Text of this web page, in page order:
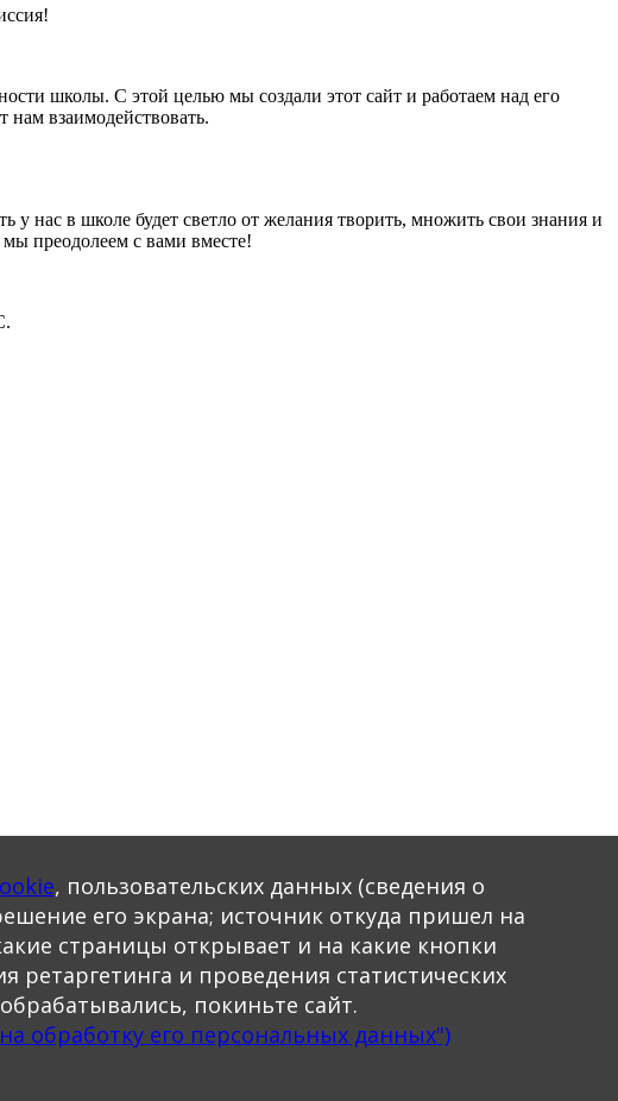
школы. С этой целью мы создали этот сайт и работаем над его
взаимодействовать.
нас в школе будет светло от желания творить, множить свои знания и
преодолеем с вами вместе!
, пользовательских данных (сведения о
его экрана; источник откуда пришел на
страницы открывает и на какие кнопки
ретаргетинга и проведения статистических
покиньте сайт.
обработку его персональных данных")